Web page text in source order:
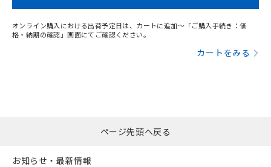
オンライン購入における出荷予定日は、カートに追加～「ご購入手続き：価
格・納期の確認」画面にてご確認ください。
カートをみる
ページ先頭へ戻る
お知らせ・最新情報